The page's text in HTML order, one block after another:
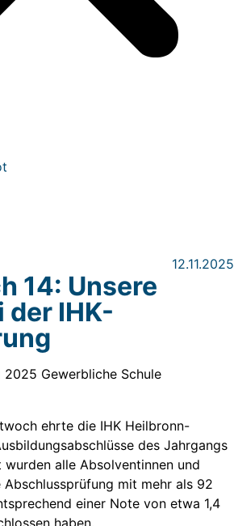
12.11.2025
14: Unsere
der IHK-
ehrte die IHK Heilbronn-
des Jahrgangs
alle Absolventinnen und
mit mehr als 92
einer Note von etwa 1,4
haben.